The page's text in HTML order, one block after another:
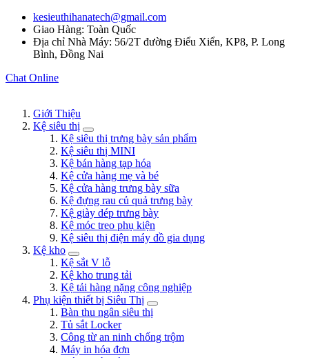
kesieuthihanatech@gmail.com
Giao Hàng: Toàn Quốc
Địa chỉ Nhà Máy: 56/2T đường Điểu Xiển, KP8, P. Long
Bình, Đồng Nai
Chat Online
Giới Thiệu
Kệ siêu thị
Kệ siêu thị trưng bày sản phẩm
Kệ siêu thị MINI
Kệ bán hàng tạp hóa
Kệ cửa hàng mẹ và bé
Kệ cửa hàng trưng bày sữa
Kệ đựng rau củ quả trưng bày
Kệ giày dép trưng bày
Kệ móc treo phụ kiện
Kệ siêu thị điện máy đồ gia dụng
Kệ kho
Kệ sắt V lỗ
Kệ kho trung tải
Kệ tải hàng nặng công nghiệp
Phụ kiện thiết bị Siêu Thị
Bàn thu ngân siêu thị
Tủ sắt Locker
Công từ an ninh chống trộm
Máy in hóa đơn